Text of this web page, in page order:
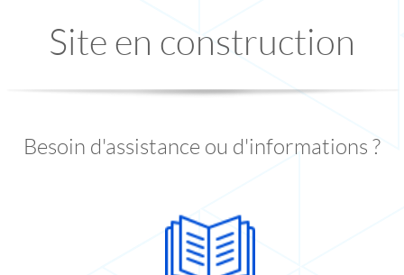
Site en construction
Besoin d'assistance ou d'informations ?